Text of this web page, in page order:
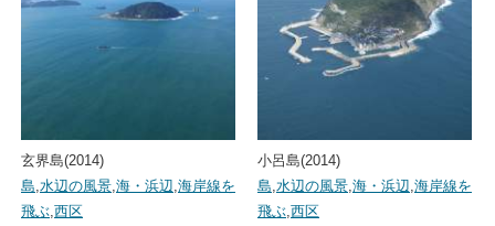
玄界島(2014)
島,水辺の風景,海・浜辺,海岸線を
飛ぶ,西区
小呂島(2014)
島,水辺の風景,海・浜辺,海岸線を
飛ぶ,西区